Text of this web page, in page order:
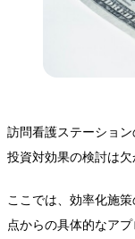
訪問看護ステーショ
投資対効果の検討は欠
ここでは、効率化施
点からの具体的なアプ